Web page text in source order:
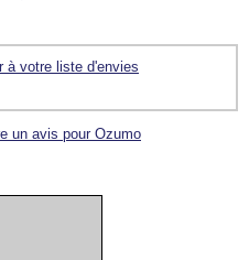
à votre liste d'envies
un avis pour Ozumo